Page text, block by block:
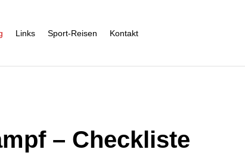
Links Sport-Reisen Kontakt
– Checkliste